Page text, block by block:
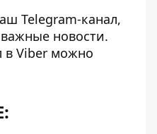
Telegram-канал,
новости.
в Viber можно